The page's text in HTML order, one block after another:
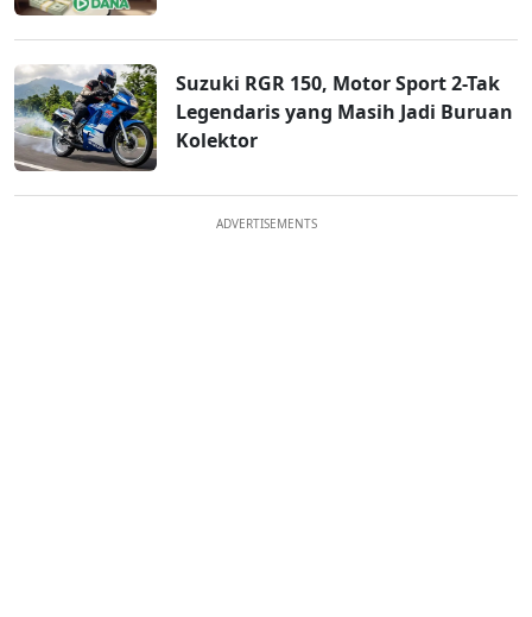
Suzuki RGR 150, Motor Sport 2-Tak
Legendaris yang Masih Jadi Buruan
Kolektor
ADVERTISEMENTS